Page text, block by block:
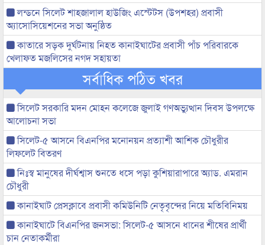
লন্ডনে সিলেট শাহজালাল হাউজিং এস্টেটস (উপশহর) প্রবাসী
অ্যাসোসিয়েশনের সভা অনুষ্ঠিত
কাতারে সড়ক দুর্ঘটনায় নিহত কানাইঘাটের প্রবাসী পাঁচ পরিবারকে
খেলাফত মজলিসের নগদ সহায়তা
সর্বাধিক পঠিত খবর
সিলেট সরকারি মদন মোহন কলেজে জুলাই গণঅভ্যুত্থান দিবস উপলক্ষে
আলোচনা সভা
সিলেট-৫ আসনে বিএনপির মনোনয়ন প্রত্যাশী আশিক চৌধুরীর
লিফলেট বিতরণ
নিঃস্ব মানুষের দীর্ঘশ্বাস শুনতে ধসে পড়া কুশিয়ারাপারে অ্যাড. এমরান
চৌধুরী
কানাইঘাট প্রেসক্লাবে প্রবাসী কমিউনিটি নেতৃবৃন্দের নিয়ে মতিবিনিময়
কানাইঘাটে বিএনপির জনসভা: সিলেট-৫ আসনে ধানের শীষের প্রার্থী
চান নেতাকর্মীরা